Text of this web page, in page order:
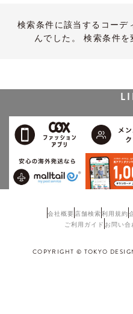
検索条件に該当するコーデ
んでした。 検索条件を
会社概要 店舗検索利用規約
ご利用ガイド お問い合
COPYRIGHT © TOKYO